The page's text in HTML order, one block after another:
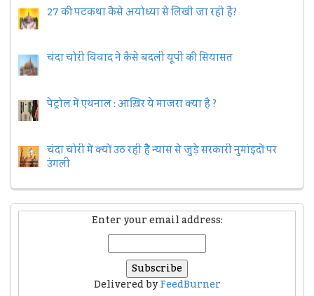
27 की पटकथा कैसे अयोध्या से लिखी जा रही है?
चंदा चोरी विवाद ने कैसे बदली यूपी की सियासत
पेट्रोल में एथनाल : आख़िर ये माजरा क्या है ?
चंदा चोरी में क्यों उठ रही हैैं न्यास से जुड़े सरकारी नुमांइदों पर
उंगली
Enter your email address:
Delivered byFeedBurner